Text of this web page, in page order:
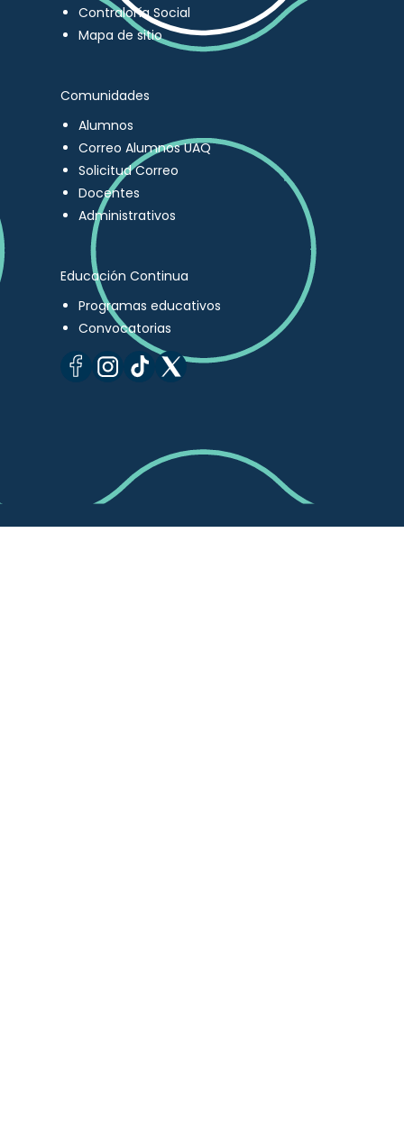
Contraloría Social
Mapa de sitio
Comunidades
Alumnos
Correo Alumnos UAQ
Solicitud Correo
Docentes
Administrativos
Educación Continua
Programas educativos
Convocatorias